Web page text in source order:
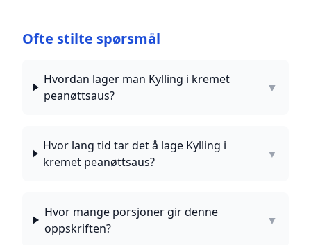
Ofte stilte spørsmål
Hvordan lager man Kylling i kremet
peanøttsaus?
▼
Hvor lang tid tar det å lage Kylling i
kremet peanøttsaus?
▼
Hvor mange porsjoner gir denne
oppskriften?
▼